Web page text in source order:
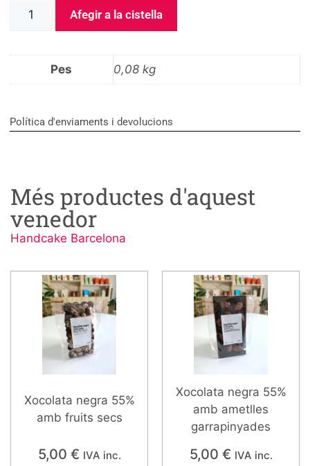
Afegir a la cistella
Pes 0,08 kg
Política d'enviaments i devolucions
Més productes d'aquest
venedor
Handcake Barcelona
Xocolata negra 55%
amb fruits secs
5,00 € IVA inc.
Xocolata negra 55%
amb ametlles
garrapinyades
5,00 € IVA inc.